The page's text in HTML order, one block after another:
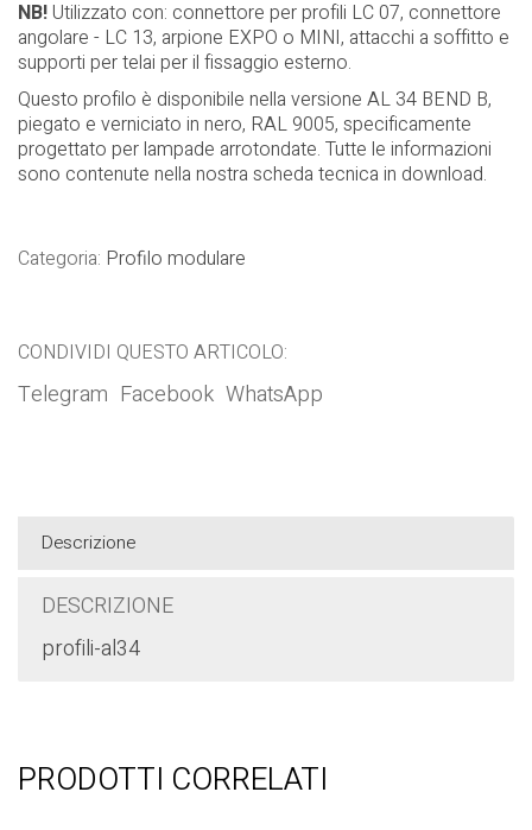
NB! Utilizzato con: connettore per profili LC 07, connettore
angolare - LC 13, arpione EXPO o MINI, attacchi a soffitto e
supporti per telai per il fissaggio esterno.
Questo profilo è disponibile nella versione AL 34 BEND B,
piegato e verniciato in nero, RAL 9005, specificamente
progettato per lampade arrotondate. Tutte le informazioni
sono contenute nella nostra scheda tecnica in download.
Categoria: Profilo modulare
CONDIVIDI QUESTO ARTICOLO:
Telegram Facebook WhatsApp
Descrizione
DESCRIZIONE
profili-al34
PRODOTTI CORRELATI